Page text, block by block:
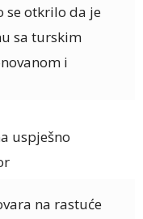
se otkrilo da je
sa turskim
i
uspješno
na rastuće